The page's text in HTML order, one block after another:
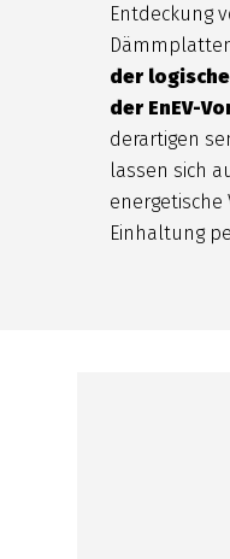
Entdeckung
der
der EnEV-
derartigen
lassen sich
energetische
Einhaltung